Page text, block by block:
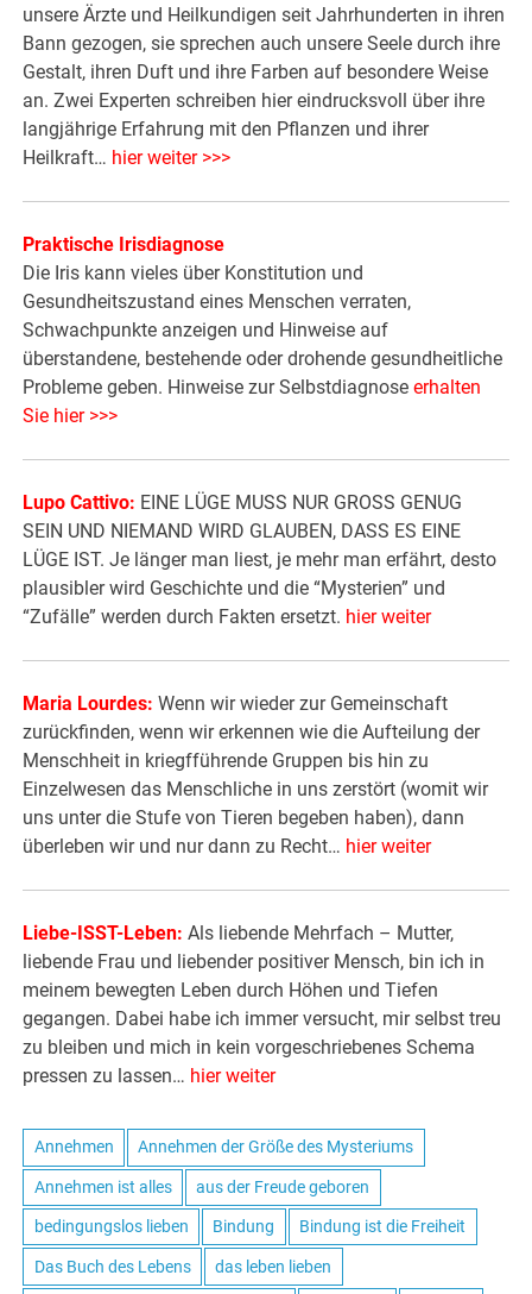
unsere Ärzte und Heilkundigen seit Jahrhunderten in ihren
Bann gezogen, sie sprechen auch unsere Seele durch ihre
Gestalt, ihren Duft und ihre Farben auf besondere Weise
an. Zwei Experten schreiben hier eindrucksvoll über ihre
langjährige Erfahrung mit den Pflanzen und ihrer
Heilkraft… hier weiter >>>
Praktische Irisdiagnose
Die Iris kann vieles über Konstitution und
Gesundheitszustand eines Menschen verraten,
Schwachpunkte anzeigen und Hinweise auf
überstandene, bestehende oder drohende gesundheitliche
Probleme geben. Hinweise zur Selbstdiagnoseerhalten
Sie hier >>>
Lupo Cattivo: EINE LÜGE MUSS NUR GROSS GENUG
SEIN UND NIEMAND WIRD GLAUBEN, DASS ES EINE
LÜGE IST. Je länger man liest, je mehr man erfährt, desto
plausibler wird Geschichte und die “Mysterien” und
“Zufälle” werden durch Fakten ersetzt. hier weiter
Maria Lourdes: Wenn wir wieder zur Gemeinschaft
zurückfinden, wenn wir erkennen wie die Aufteilung der
Menschheit in kriegfführende Gruppen bis hin zu
Einzelwesen das Menschliche in uns zerstört (womit wir
uns unter die Stufe von Tieren begeben haben), dann
überleben wir und nur dann zu Recht… hier weiter
Liebe-ISST-Leben: Als liebende Mehrfach – Mutter,
liebende Frau und liebender positiver Mensch, bin ich in
meinem bewegten Leben durch Höhen und Tiefen
gegangen. Dabei habe ich immer versucht, mir selbst treu
zu bleiben und mich in kein vorgeschriebenes Schema
pressen zu lassen… hier weiter
Annehmen Annehmen der Größe des Mysteriums
Annehmen ist alles aus der Freude geboren
bedingungslos lieben Bindung Bindung ist die Freiheit
Das Buch des Lebens das leben lieben